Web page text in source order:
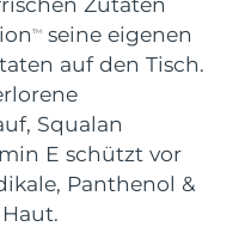
TM
seine eigenen
auf den Tisch.
Squalan
E schützt vor
Panthenol &
Lieferung8/14/26
Lieferung
Lieferung 8/10/26
Lieferung